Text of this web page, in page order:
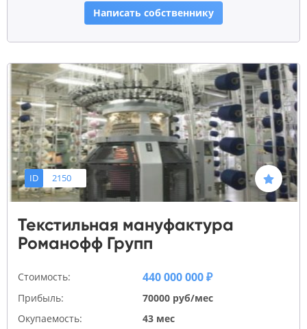
Написать собственнику
ID 2150
Текстильная мануфактура
Романофф Групп
Стоимость: 440 000 000 ₽
Прибыль:
70000 руб/мес
Окупаемость:
43 мес